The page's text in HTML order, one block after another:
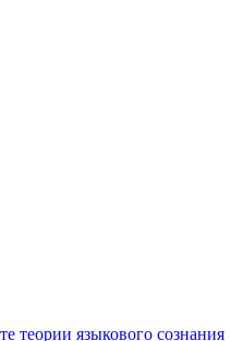
теории языкового сознания